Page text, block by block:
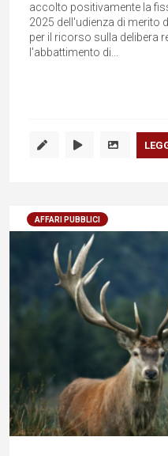
accolto positivamente la
2025 dell'udienza di merito
per il ricorso sulla delibera
l'abbattimento di...
AFFARI PUBBLICI